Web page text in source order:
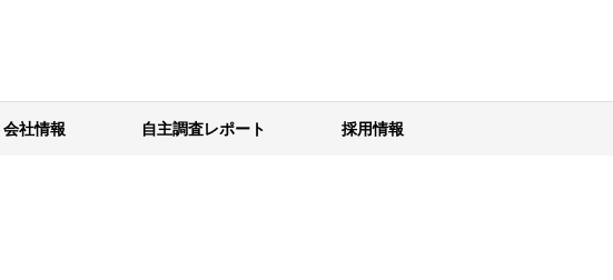
会社情報 自主調査レポート 採用情報